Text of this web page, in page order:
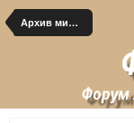
Архив миров